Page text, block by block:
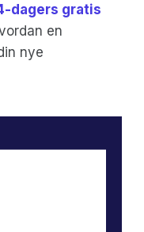
dagers gratis
en
nye